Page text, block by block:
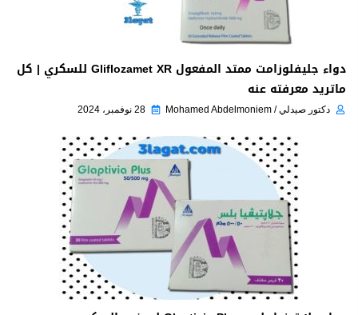
دواء جليفلوزامت ممتد المفعول Gliflozamet XR للسكري | كل
ماتريد معرفته عنه
دكتور صيدلي / Mohamed Abdelmoniem 28 نوفمبر، 2024